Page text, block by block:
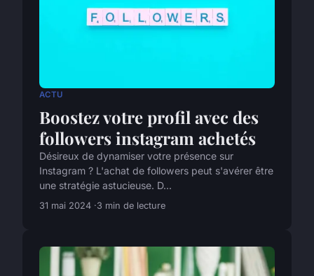
ACTU
Boostez votre profil avec des
followers instagram achetés
Désireux de dynamiser votre présence sur
Instagram ? L'achat de followers peut s'avérer être
une stratégie astucieuse. D...
31 mai 2024 3 min de lecture